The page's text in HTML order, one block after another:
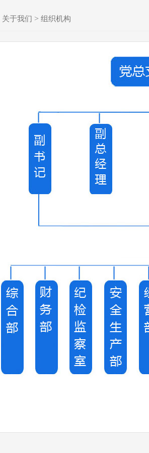
关于我们 > 组织机构